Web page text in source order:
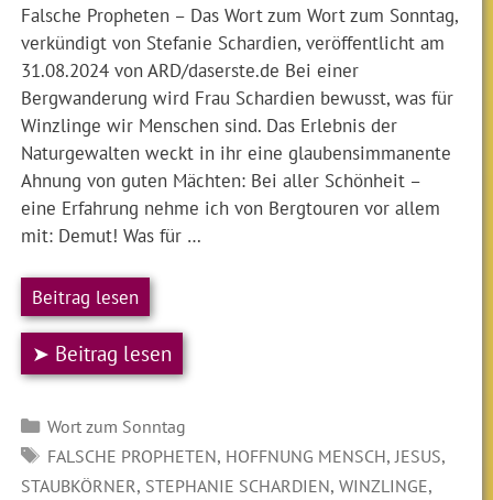
Falsche Propheten – Das Wort zum Wort zum Sonntag,
verkündigt von Stefanie Schardien, veröffentlicht am
31.08.2024 von ARD/daserste.de Bei einer
Bergwanderung wird Frau Schardien bewusst, was für
Winzlinge wir Menschen sind. Das Erlebnis der
Naturgewalten weckt in ihr eine glaubensimmanente
Ahnung von guten Mächten: Bei aller Schönheit –
eine Erfahrung nehme ich von Bergtouren vor allem
mit: Demut! Was für …
Beitrag lesen
➤ Beitrag lesen
Kategorien
Wort zum Sonntag
SCHLAGWÖRTER
FALSCHE PROPHETEN, HOFFNUNG MENSCH,JESUS,
STAUBKÖRNER, STEPHANIE SCHARDIEN,WINZLINGE,